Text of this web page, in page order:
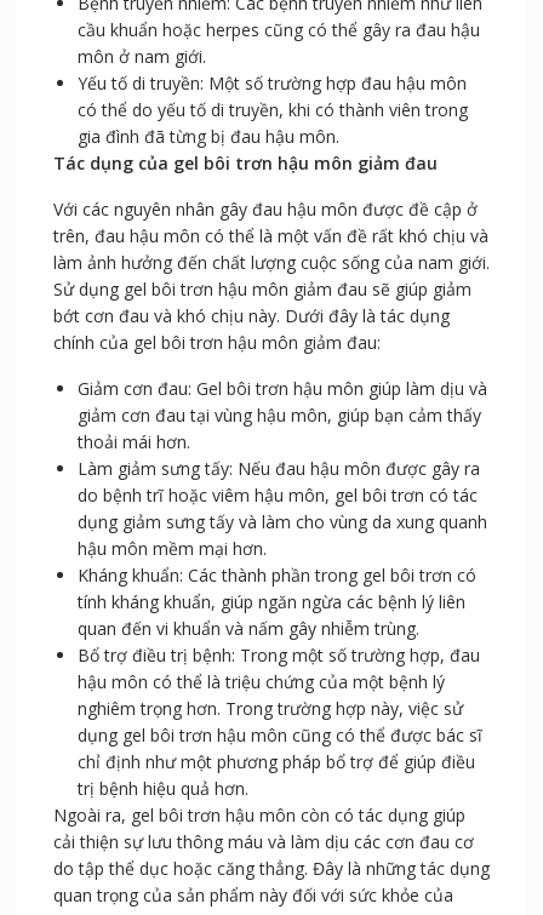
cầu khuẩn hoặc herpes cũng có thể gây ra đau hậu
môn ở nam giới.
Yếu tố di truyền: Một số trường hợp đau hậu môn
có thể do yếu tố di truyền, khi có thành viên trong
gia đình đã từng bị đau hậu môn.
Tác dụng của gel bôi trơn hậu môn giảm đau
Với các nguyên nhân gây đau hậu môn được đề cập ở
trên, đau hậu môn có thể là một vấn đề rất khó chịu và
làm ảnh hưởng đến chất lượng cuộc sống của nam giới.
Sử dụng gel bôi trơn hậu môn giảm đau sẽ giúp giảm
bớt cơn đau và khó chịu này. Dưới đây là tác dụng
chính của gel bôi trơn hậu môn giảm đau:
Giảm cơn đau: Gel bôi trơn hậu môn giúp làm dịu và
giảm cơn đau tại vùng hậu môn, giúp bạn cảm thấy
thoải mái hơn.
Làm giảm sưng tấy: Nếu đau hậu môn được gây ra
do bệnh trĩ hoặc viêm hậu môn, gel bôi trơn có tác
dụng giảm sưng tấy và làm cho vùng da xung quanh
hậu môn mềm mại hơn.
Kháng khuẩn: Các thành phần trong gel bôi trơn có
tính kháng khuẩn, giúp ngăn ngừa các bệnh lý liên
quan đến vi khuẩn và nấm gây nhiễm trùng.
Bổ trợ điều trị bệnh: Trong một số trường hợp, đau
hậu môn có thể là triệu chứng của một bệnh lý
nghiêm trọng hơn. Trong trường hợp này, việc sử
dụng gel bôi trơn hậu môn cũng có thể được bác sĩ
chỉ định như một phương pháp bổ trợ để giúp điều
trị bệnh hiệu quả hơn.
Ngoài ra, gel bôi trơn hậu môn còn có tác dụng giúp
cải thiện sự lưu thông máu và làm dịu các cơn đau cơ
do tập thể dục hoặc căng thẳng. Đây là những tác dụng
quan trọng của sản phẩm này đối với sức khỏe của